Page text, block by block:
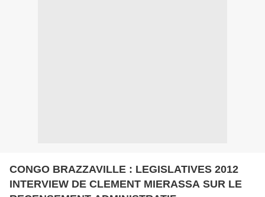
CONGO BRAZZAVILLE : LEGISLATIVES 2012
INTERVIEW DE CLEMENT MIERASSA SUR LE